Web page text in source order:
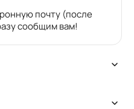
почту (после
сообщим вам!
Долголетия.